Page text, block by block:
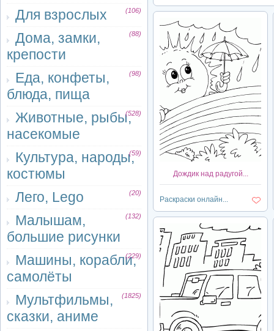
Для взрослых (106)
Дома, замки,
крепости
(88)
Еда, конфеты,
блюда, пища
(98)
Животные, рыбы,
насекомые
(528)
Культура, народы,
костюмы
(59)
Лего, Lego (20)
Малышам,
большие рисунки
(132)
Машины, корабли,
самолёты
(229)
Мультфильмы,
сказки, аниме
(1825)
Дождик над радугой...
Раскраски онлайн...